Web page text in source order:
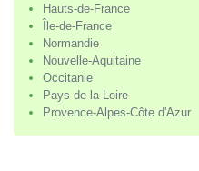
Hauts-de-France
Île-de-France
Normandie
Nouvelle-Aquitaine
Occitanie
Pays de la Loire
Provence-Alpes-Côte d'Azur